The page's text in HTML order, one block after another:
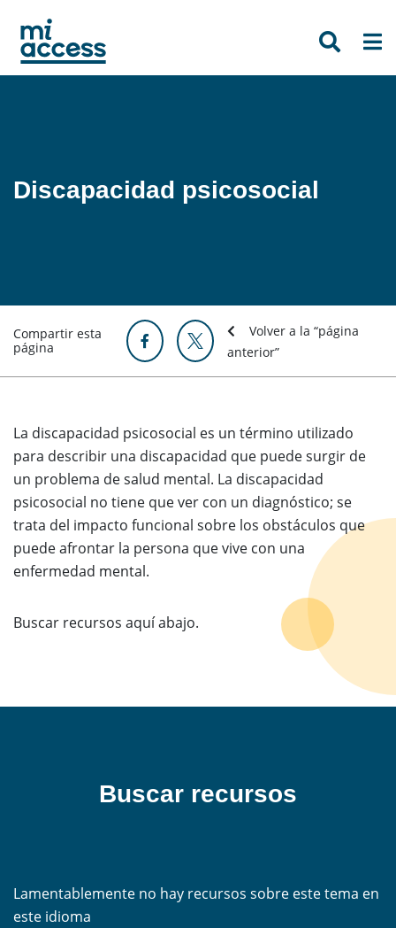
main
content
Discapacidad psicosocial
Compartir esta
página
Volver a la “página
anterior”
La discapacidad psicosocial es un término utilizado
para describir una discapacidad que puede surgir de
un problema de salud mental. La discapacidad
psicosocial no tiene que ver con un diagnóstico; se
trata del impacto funcional sobre los obstáculos que
puede afrontar la persona que vive con una
enfermedad mental.
Buscar recursos aquí abajo.
Buscar recursos
Lamentablemente no hay recursos sobre este tema en
este idioma